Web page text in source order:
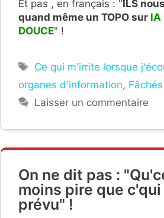
Et pas , en français : "ILS
quand même un TOPO sur lA
DOUCE" !
Étiquettes
Ce qui m'irrite lorsque
organes d'information,
Laisser un commentaire
On ne dit pas :
moins pire que
prévu" !